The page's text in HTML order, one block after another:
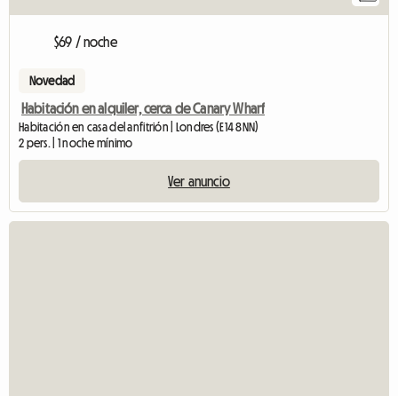
$69 / noche
Novedad
Habitación en alquiler, cerca de Canary Wharf
Habitación en casa del anfitrión | Londres (E14 8NN)
2 pers. | 1 noche mínimo
Ver anuncio